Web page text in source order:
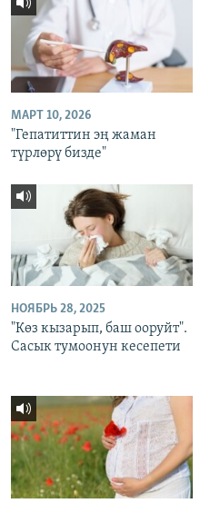
МАРТ 10, 2026
"Гепатиттин эң жаман
түрлөрү бизде"
НОЯБРЬ 28, 2025
"Көз кызарып, баш ооруйт".
Сасык тумоонун кесепети